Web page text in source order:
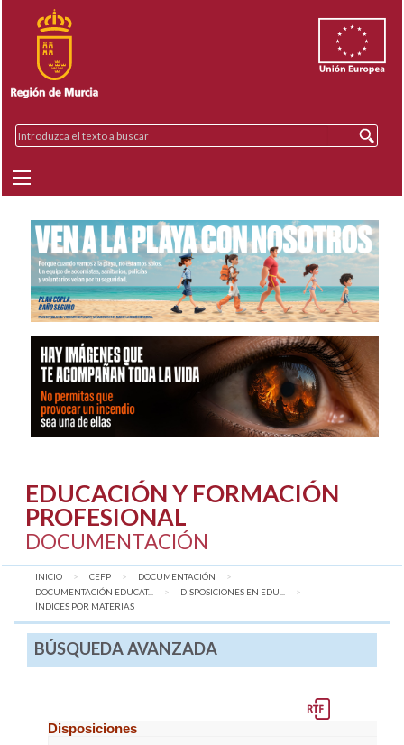
EDUCACIÓN Y FORMACIÓN
PROFESIONAL
DOCUMENTACIÓN
INICIO CEFP
DOCUMENTACIÓN
DOCUMENTACIÓN EDUCAT...
DISPOSICIONES EN EDU...
AQUÍ:
ÍNDICES POR MATERIAS
BÚSQUEDA AVANZADA
Disposiciones